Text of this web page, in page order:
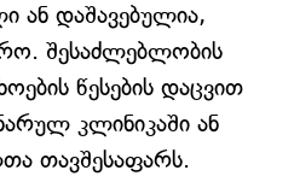
ან დაშავებულია,
შესაძლებლობის
წესების დაცვით
კლინიკაში ან
თავშესაფარს.